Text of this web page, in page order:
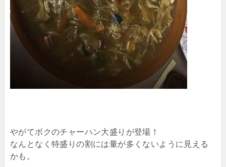
やがてボクのチャーハン大盛りが登場！
なんとなく特盛りの割には量が多くないように見える
かも。